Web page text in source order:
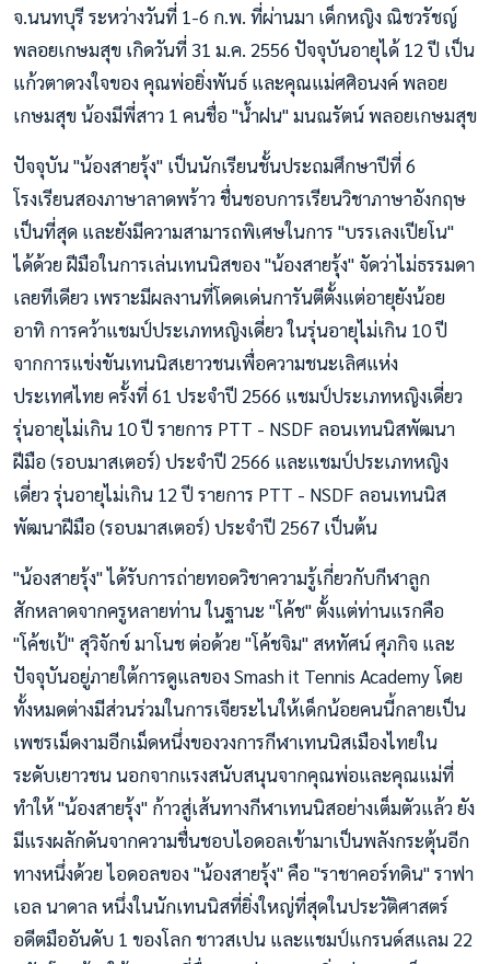
จ.นนทบุรี ระหว่างวันที่ 1-6 ก.พ. ที่ผ่านมา เด็กหญิง ณิชวรัชญ์
พลอยเกษมสุข เกิดวันที่ 31 ม.ค. 2556 ปัจจุบันอายุได้ 12 ปี เป็น
แก้วตาดวงใจของ คุณพ่อยิ่งพันธ์ และคุณแม่ศศิอนงค์ พลอย
เกษมสุข น้องมีพี่สาว 1 คนชื่อ "น้ำฝน" มนณรัตน์ พลอยเกษมสุข
ปัจจุบัน "น้องสายรุ้ง" เป็นนักเรียนชั้นประถมศึกษาปีที่ 6
โรงเรียนสองภาษาลาดพร้าว ชื่นชอบการเรียนวิชาภาษาอังกฤษ
เป็นที่สุด และยังมีความสามารถพิเศษในการ "บรรเลงเปียโน"
ได้ด้วย ฝีมือในการเล่นเทนนิสของ "น้องสายรุ้ง" จัดว่าไม่ธรรมดา
เลยทีเดียว เพราะมีผลงานที่โดดเด่นการันตีตั้งแต่อายุยังน้อย
อาทิ การคว้าแชมป์ประเภทหญิงเดี่ยว ในรุ่นอายุไม่เกิน 10 ปี
จากการแข่งขันเทนนิสเยาวชนเพื่อความชนะเลิศแห่ง
ประเทศไทย ครั้งที่ 61 ประจำปี 2566 แชมป์ประเภทหญิงเดี่ยว
รุ่นอายุไม่เกิน 10 ปี รายการ PTT - NSDF ลอนเทนนิสพัฒนา
ฝีมือ (รอบมาสเตอร์) ประจำปี 2566 และแชมป์ประเภทหญิง
เดี่ยว รุ่นอายุไม่เกิน 12 ปี รายการ PTT - NSDF ลอนเทนนิส
พัฒนาฝีมือ (รอบมาสเตอร์) ประจำปี 2567 เป็นต้น
"น้องสายรุ้ง" ได้รับการถ่ายทอดวิชาความรู้เกี่ยวกับกีฬาลูก
สักหลาดจากครูหลายท่าน ในฐานะ "โค้ช" ตั้งแต่ท่านแรกคือ
"โค้ชเป้" สุวิจักข์ มาโนช ต่อด้วย "โค้ชจิม" สหทัศน์ ศุภกิจ และ
ปัจจุบันอยู่ภายใต้การดูแลของ Smash it Tennis Academy โดย
ทั้งหมดต่างมีส่วนร่วมในการเจียระไนให้เด็กน้อยคนนี้กลายเป็น
เพชรเม็ดงามอีกเม็ดหนึ่งของวงการกีฬาเทนนิสเมืองไทยใน
ระดับเยาวชน นอกจากแรงสนับสนุนจากคุณพ่อและคุณแม่ที่
ทำให้ "น้องสายรุ้ง" ก้าวสู่เส้นทางกีฬาเทนนิสอย่างเต็มตัวแล้ว ยัง
มีแรงผลักดันจากความชื่นชอบไอดอลเข้ามาเป็นพลังกระตุ้นอีก
ทางหนึ่งด้วย ไอดอลของ "น้องสายรุ้ง" คือ "ราชาคอร์ทดิน" ราฟา
เอล นาดาล หนึ่งในนักเทนนิสที่ยิ่งใหญ่ที่สุดในประวัติศาสตร์
อดีตมืออันดับ 1 ของโลก ชาวสเปน และแชมป์แกรนด์สแลม 22